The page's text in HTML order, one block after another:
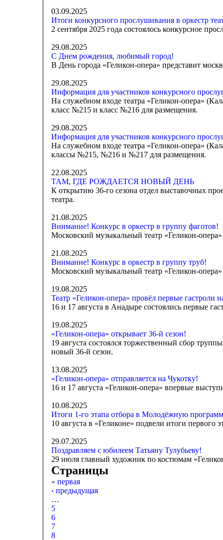
03.09.2025
Итоги конкурсного прослушивания в оркестр
2 сентября 2025 года состоялось конкурсное
29.08.2025
С Днем рождения, любимый город!
В День города «Геликон-опера» представит
29.08.2025
Информация для участников конкурсного
На служебном входе театра «Геликон-опера»
класс №215 и класс №216 для размещения.
29.08.2025
Информация для участников конкурсного
На служебном входе театра «Геликон-опера»
классы №215, №216 и №217 для размещения.
22.08.2025
ТАМ, ГДЕ РОЖДАЕТСЯ НОВЫЙ ДЕНЬ
К открытию 36-го сезона отдел выставочных
театра.
21.08.2025
Внимание! Конкурс в оркестр в группу фаготов!
Московский музыкальный театр «Геликон-
21.08.2025
Внимание! Конкурс в оркестр в группу труб!
Московский музыкальный театр «Геликон-
19.08.2025
Театр «Геликон-опера» провёл первые гастроли
16 и 17 августа в Анадыре состоялись первые
19.08.2025
«Геликон-опера» открывает 36-й сезон!
19 августа состоялся торжественный сбор
новый 36-й сезон.
13.08.2025
«Геликон-опера» отправляется на Чукотку!
16 и 17 августа «Геликон-опера» впервые
10.08.2025
Итоги 1-го этапа отбора в Молодёжную
10 августа в «Геликоне» подвели итоги
29.07.2025
Поздравляем с юбилеем Татьяну Тулубьеву!
29 июля главный художник по костюмам
Страницы
« первая
‹ предыдущая
…
5
6
7
8